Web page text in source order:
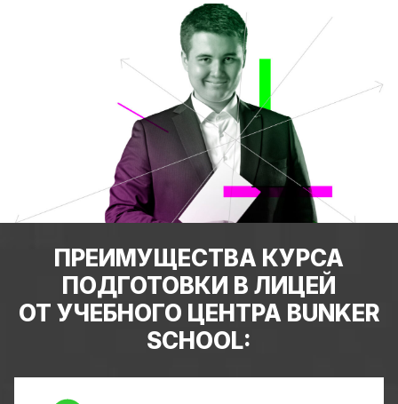
ПРЕИМУЩЕСТВА КУРСА
ПОДГОТОВКИ В ЛИЦЕЙ
ОТ УЧЕБНОГО ЦЕНТРА BUNKER
SCHOOL: